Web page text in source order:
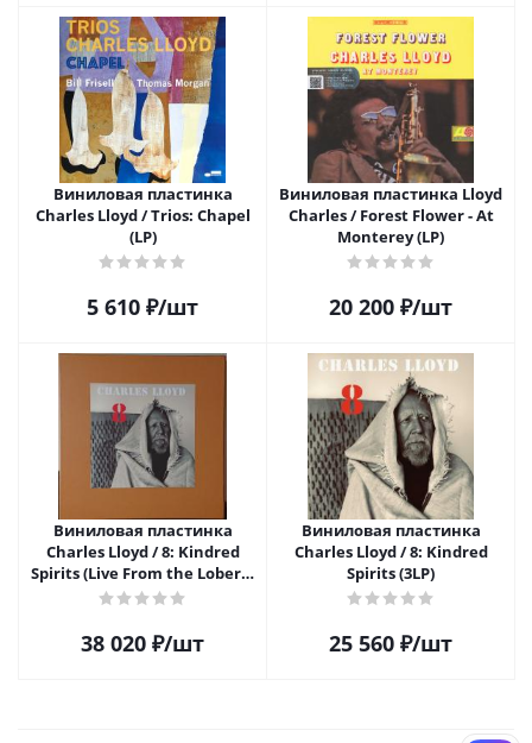
Виниловая пластинка
Charles Lloyd / Trios: Chapel
(LP)
5 610 ₽/шт
Виниловая пластинка Lloyd
Charles / Forest Flower - At
Monterey (LP)
20 200 ₽/шт
Виниловая пластинка
Charles Lloyd / 8: Kindred
Spirits (Live From the Lobero)
(3LP+2CD+DVD)
38 020 ₽/шт
Виниловая пластинка
Charles Lloyd / 8: Kindred
Spirits (3LP)
25 560 ₽/шт